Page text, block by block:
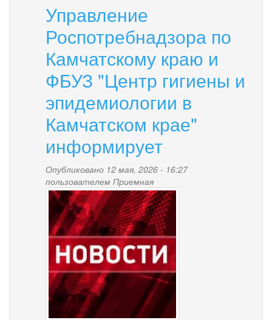
исполнении
бюджета
городского
округа
«поселок
Палана»
за
2025
год"
Управление
Роспотребнадзора по
Камчатскому краю и
ФБУЗ "Центр гигиены и
эпидемиологии в
Камчатском крае"
информирует
Опубликовано 12 мая, 2026 - 16:27
пользователем Приемная
news-
palana.jpg